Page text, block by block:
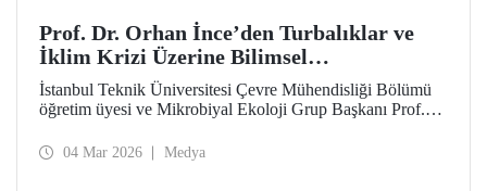
Prof. Dr. Orhan İnce’den Turbalıklar ve
İklim Krizi Üzerine Bilimsel
Değerlendirme
İstanbul Teknik Üniversitesi Çevre Mühendisliği Bölümü
öğretim üyesi ve Mikrobiyal Ekoloji Grup Başkanı Prof.
sürdürülebilirlik odaklı yayımlar yapan platformu “Yeşil
04 Mar 2026 Medya